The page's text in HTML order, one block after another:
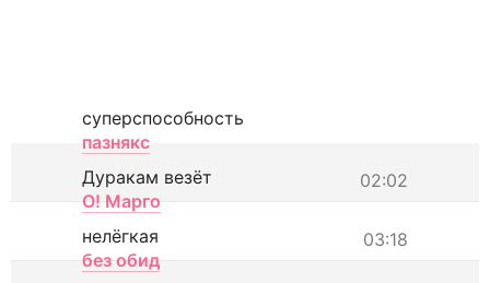
суперспособность
пазнякс
02:02
Дуракам везёт
О! Марго
03:18
нелёгкая
без обид